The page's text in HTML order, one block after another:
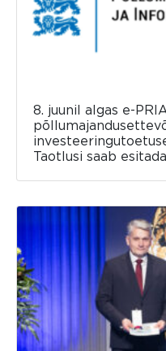
8. juunil algas e-
Taotlusi saab